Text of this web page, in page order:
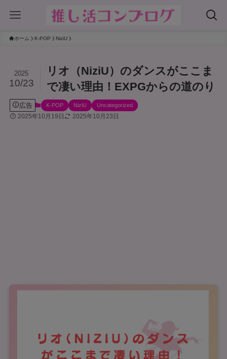
ホーム K-POP NiziU
リオ（NiziU）のダンスがここま
で凄い理由！EXPGからの道のり
2025
10/23
広告 K-POP NiziU Uncategorized
2025年10月19日 2025年10月23日